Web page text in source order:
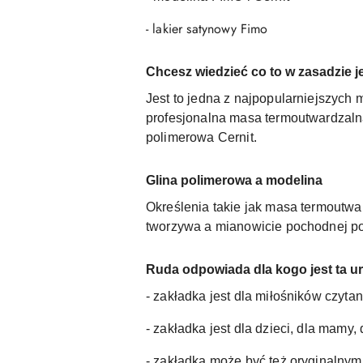
- lakier satynowy Fimo
Chcesz wiedzieć co to w zasadzie
Jest to jedna z najpopularniejszych
profesjonalna masa
polimerowa Cernit.
Glina polimerowa a modelina
Określenia takie jak masa
tworzywa a mianowicie pochodnej
Ruda odpowiada dla kogo jest ta
- zakładka jest dla miłośników
- zakładka jest dla dzieci, dla